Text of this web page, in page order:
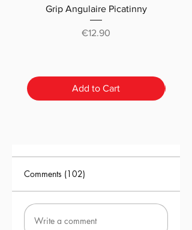
Grip Angulaire Picatinny
Price
€12.90
Add to Cart
Comments (102)
Write a comment